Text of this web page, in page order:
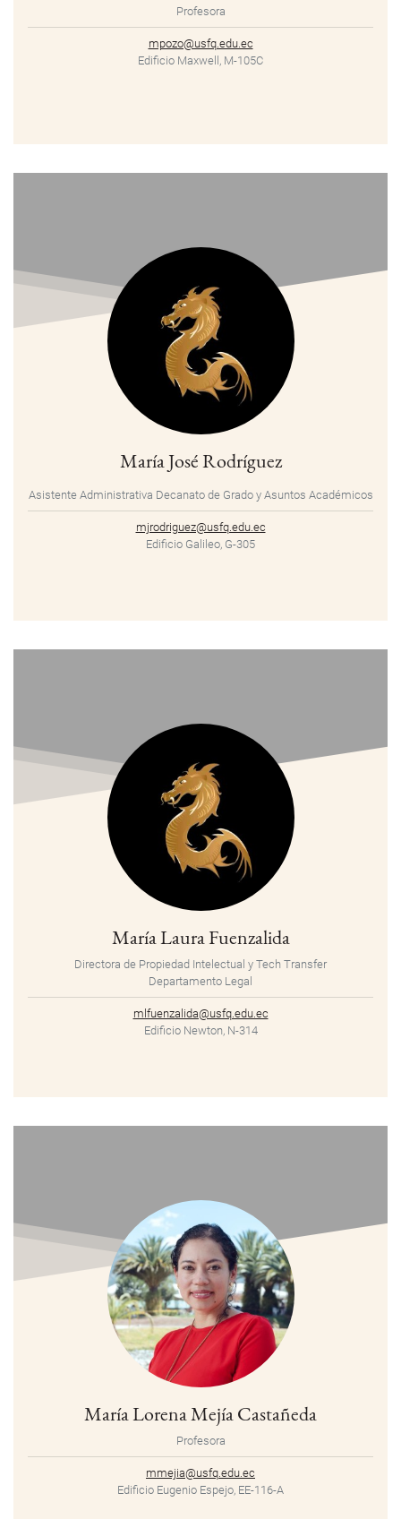
Profesora
mpozo@usfq.edu.ec
Edificio Maxwell, M-105C
María José Rodríguez
Asistente Administrativa Decanato de Grado y Asuntos Académicos
mjrodriguez@usfq.edu.ec
Edificio Galileo, G-305
María Laura Fuenzalida
Directora de Propiedad Intelectual y Tech Transfer
Departamento Legal
mlfuenzalida@usfq.edu.ec
Edificio Newton, N-314
María Lorena Mejía Castañeda
Profesora
mmejia@usfq.edu.ec
Edificio Eugenio Espejo, EE-116-A